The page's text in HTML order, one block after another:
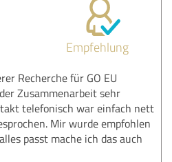
Empfehlung
Recherche für GO EU
Zusammenarbeit sehr
telefonisch war einfach nett
Mir wurde empfohlen
passt mache ich das auch